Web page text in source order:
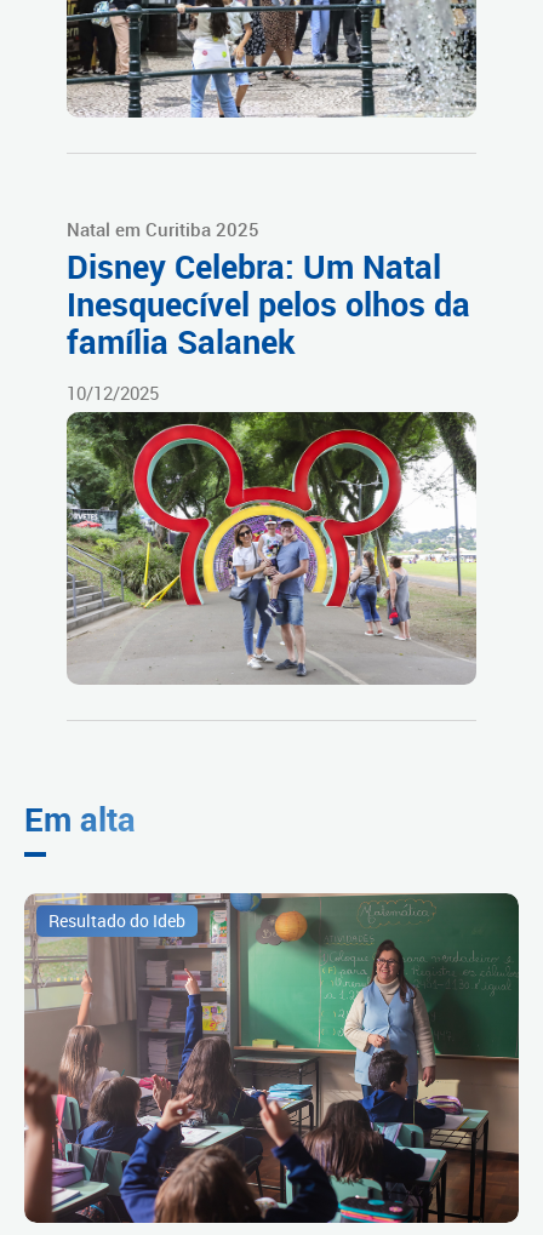
Natal em Curitiba 2025
Disney Celebra: Um Natal
Inesquecível pelos olhos da
família Salanek
10/12/2025
Em alta
Resultado do Ideb